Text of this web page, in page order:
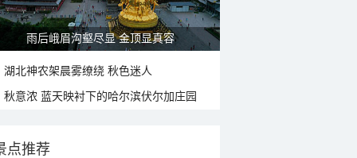
雨后峨眉沟壑尽显 金顶显真容
湖北神农架晨雾缭绕 秋色迷人
秋意浓 蓝天映衬下的哈尔滨伏尔加庄园
点推荐